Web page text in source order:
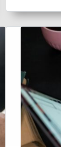
agile
décider
vision
et
valeur